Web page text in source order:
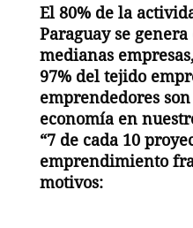
El 80% de la
Paraguayse
medianas
97% del tejido
emprendedores
economía en
“7 de cada 10
emprendimiento
motivos: